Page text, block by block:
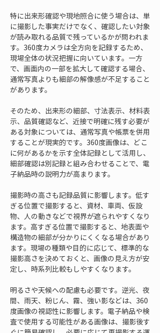
特に出来形確認や現地照合に使う場合は、単
に撮影した事実だけでなく、確認したい対象
が読み取れる品質で残っているかが問われま
す。360度カメラは全方向を記録するため、
現場全体の状況把握に向いています。一方
で、画面内の一部を拡大して確認する場合、
通常写真よりも細部の解像感が不足すること
があります。
そのため、出来形の細部、寸法表示、材料表
示、品質確認など、近接で明確に残す必要が
ある対象については、通常写真や帳票を併用
することが現実的です。360度画像は、どこ
に何があるかを示す全体記録として活用し、
細部確認は別記録と組み合わせることで、電
子納品時の説明力が高まります。
撮影時の高さも記録品質に影響します。低す
ぎる位置で撮影すると、資材、車両、仮設
物、人の動きなどで視界が遮られやすくなり
ます。高すぎる位置で撮影すると、地表面や
構造物の細部が分かりにくくなる場合があり
ます。現場の種類や目的に応じて、標準的な
撮影高さを決めておくと、画像の見え方が安
定し、時系列比較もしやすくなります。
明るさや天候への配慮も必要です。逆光、夜
間、雨天、粉じん、霧、強い影などは、360
度画像の視認性に影響します。電子納品や検
査で使用する可能性がある画像は、撮影後す